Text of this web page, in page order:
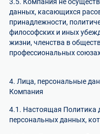
данных, касающихся
принадлежности,
философских и иных
жизни, членства в
профессиональных
4. Лица, персональные
Компания
4.1. Настоящая Политика
персональных данных,